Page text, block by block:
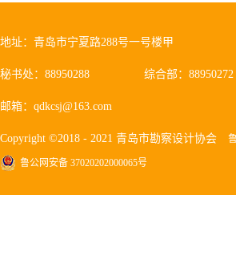
地址：青岛市宁夏路288号一号楼甲
秘书处：88950288 综合部：88950272
邮箱：qdkcsj@163.com
Copyright ©2018 - 2021 青岛市勘察设计协会
鲁公网安备 37020202000065号